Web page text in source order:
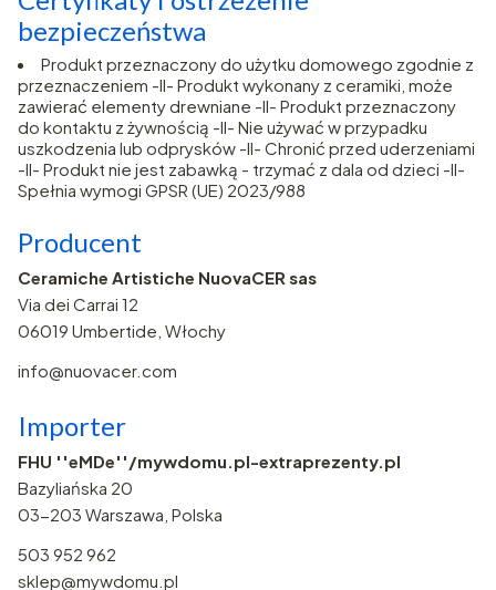
bezpieczeństwa
Produkt przeznaczony do użytku domowego zgodnie z
przeznaczeniem -II- Produkt wykonany z ceramiki, może
zawierać elementy drewniane -II- Produkt przeznaczony
do kontaktu z żywnością -II- Nie używać w przypadku
uszkodzenia lub odprysków -II- Chronić przed uderzeniami
-II- Produkt nie jest zabawką - trzymać z dala od dzieci -II-
Spełnia wymogi GPSR (UE) 2023/988
Producent
Ceramiche Artistiche NuovaCER sas
Via dei Carrai 12
06019 Umbertide, Włochy
info@nuovacer.com
Importer
FHU ''eMDe''/mywdomu.pl-extraprezenty.pl
Bazyliańska 20
03-203 Warszawa, Polska
503 952 962
sklep@mywdomu.pl